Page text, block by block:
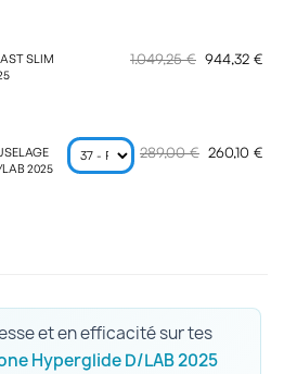
SLIM
1.049,25 € 944,32 €
2025
289,00 € 260,10 €
et en efficacité sur tes
Hyperglide D/LAB 2025